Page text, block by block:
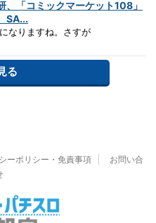
、「コミックマーケット108」
SA...
なりますね。さすが
る
ーポリシー・免責事項
お問い合